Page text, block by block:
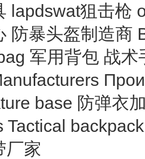
lapdswat狙击枪
防暴头盔制造商
军用背包 战术
base 防弹衣
Tactical
厂家